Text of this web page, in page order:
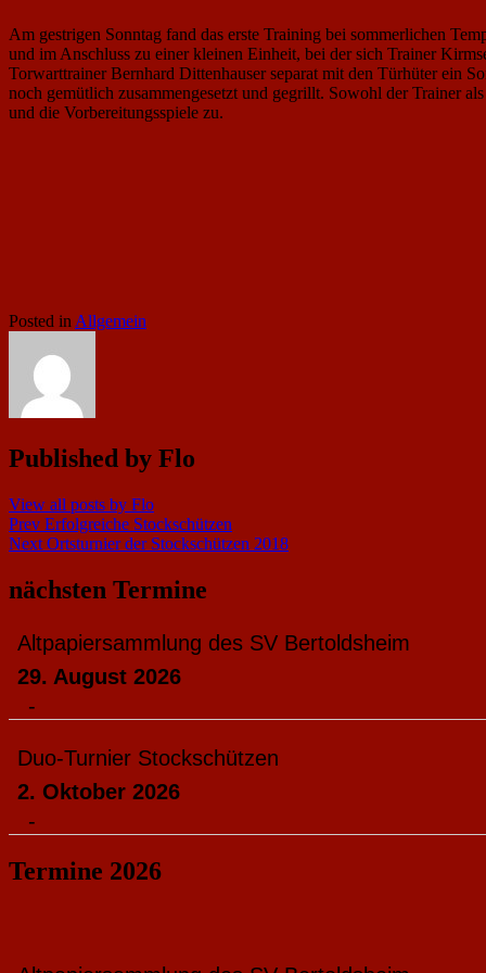
Am gestrigen Sonntag fand das erste Training bei sommerlichen
und im Anschluss zu einer kleinen Einheit, bei der sich Trainer
Torwarttrainer Bernhard Dittenhauser separat mit den Türhüter ein
noch gemütlich zusammengesetzt und gegrillt. Sowohl der Trainer
und die Vorbereitungsspiele zu.
Posted in Allgemein
Published by Flo
View all posts by Flo
Beitragsnavigation
Prev Erfolgreiche Stockschützen
Next Ortsturnier der Stockschützen 2018
nächsten Termine
Altpapiersammlung des SV Bertoldsheim
29. August 2026
-
Duo-Turnier Stockschützen
2. Oktober 2026
-
Termine 2026